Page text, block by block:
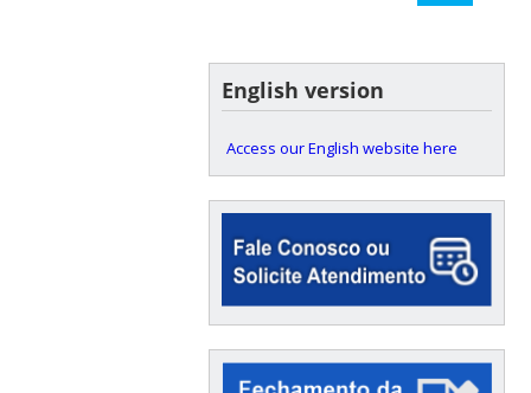
English version
Access our English website here